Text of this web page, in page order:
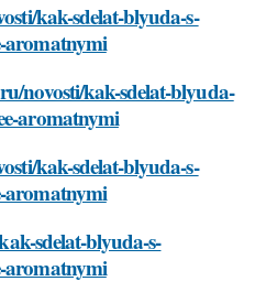
kak-sdelat-blyuda-s-
aromatnymi
novosti/kak-sdelat-blyuda-
aromatnymi
kak-sdelat-blyuda-s-
aromatnymi
sdelat-blyuda-s-
aromatnymi